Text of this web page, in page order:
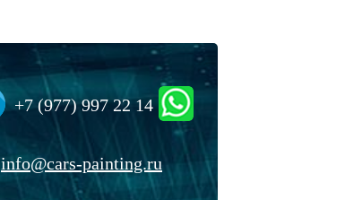
+7 (977) 997 22 14
info@cars-painting.ru